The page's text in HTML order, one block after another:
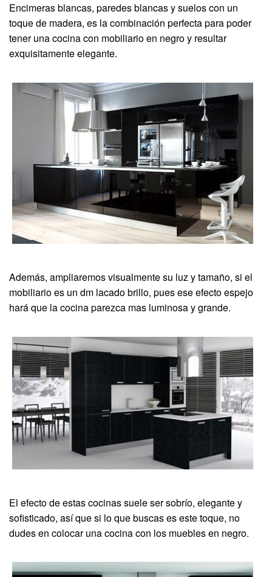
Encimeras blancas, paredes blancas y suelos con un
toque de madera, es la combinación perfecta para poder
tener una cocina con mobiliario en negro y resultar
exquisitamente elegante.
Además, ampliaremos visualmente su luz y tamaño, si el
mobiliario es un dm lacado brillo, pues ese efecto espejo
hará que la cocina parezca mas luminosa y grande.
El efecto de estas cocinas suele ser sobrío, elegante y
sofisticado, así que si lo que buscas es este toque, no
dudes en colocar una cocina con los muebles en negro.